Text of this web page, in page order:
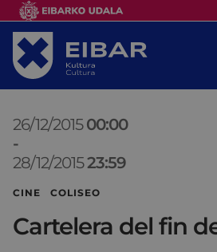
26/12/201500:00
-
28/12/201523:59
CINE COLISEO
Cartelera del fin